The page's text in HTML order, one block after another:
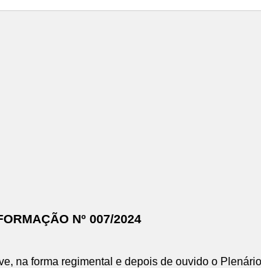
Nº 007/2024
na forma regimental e depois de ouvido o